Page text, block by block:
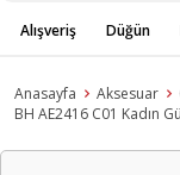
Alışveriş Düğün
Anasayfa Aksesuar
BH AE2416 C01 Kadın